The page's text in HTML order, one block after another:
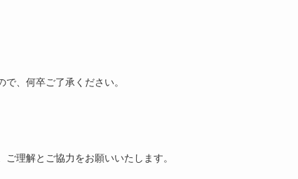
、何卒ご了承ください。
理解とご協力をお願いいたします。